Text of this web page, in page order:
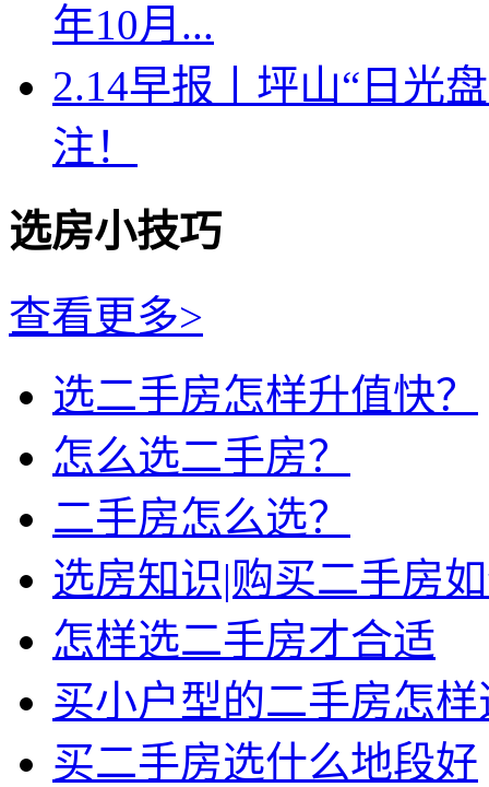
年10月...
2.14早报丨坪山“日光
注！
选房小技巧
查看更多>
选二手房怎样升值快？
怎么选二手房？
二手房怎么选？
选房知识|购买二手房
怎样选二手房才合适
买小户型的二手房怎样
买二手房选什么地段好